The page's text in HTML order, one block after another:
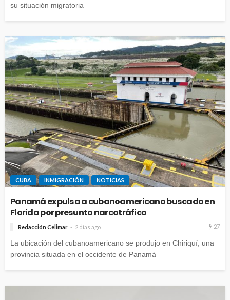
su situación migratoria
CUBA INMIGRACIÓN NOTICIAS
Panamá expulsa a cubanoamericano buscado en
Florida por presunto narcotráfico
Redacción Celimar 2 días ago 27
La ubicación del cubanoamericano se produjo en Chiriquí, una
provincia situada en el occidente de Panamá